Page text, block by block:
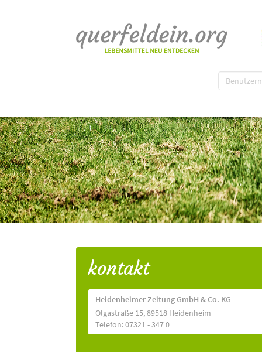
kontakt
Heidenheimer Zeitung GmbH & Co. KG
Olgastraße 15, 89518 Heidenheim
Telefon: 07321 - 347 0